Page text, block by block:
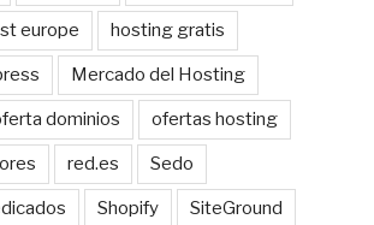
europe hosting gratis
Mercado del Hosting
dominios ofertas hosting
red.es Sedo
Shopify SiteGround